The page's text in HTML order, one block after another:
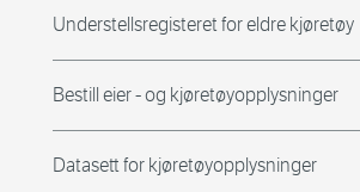
Understellsregisteret for eldre kjøretøy
Bestill eier - og kjøretøyopplysninger
Datasett for kjøretøyopplysninger